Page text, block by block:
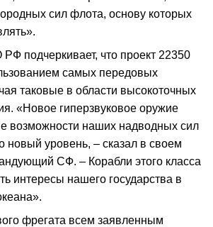
сил флота, основу которых
подчеркивает, что проект 22350
самых передовых
таковые в области высокоточных
«Новое гиперзвуковое оружие
возможности наших надводных сил
новый уровень, – сказал в своем
СФ. – Корабли этого класса
интересы нашего государства в
фрегата всем заявленным